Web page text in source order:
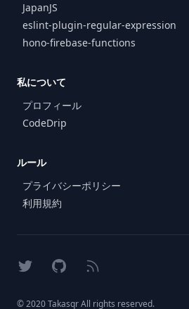
JapanJS
eslint-plugin-regular-expression
hono-firebase-functions
私について
プロフィール
CodeDrip
ルール
プライバシーポリシー
利用規約
X GitHubRSS
© 2020 Takasqr All rights reserved.